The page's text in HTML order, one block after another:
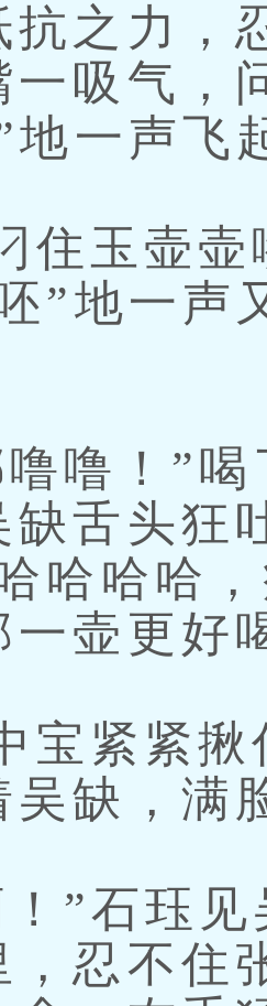
抗之力，
一吸气，
地一声飞
玉壶壶
”地一声
噜！”喝
缺舌头狂
哈哈哈
一壶更好
紧紧揪
吴缺，满
”石珏见
，忍不住